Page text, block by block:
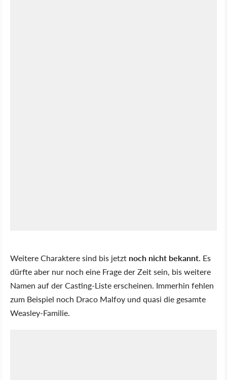
Weitere Charaktere sind bis jetzt noch nicht bekannt. Es
dürfte aber nur noch eine Frage der Zeit sein, bis weitere
Namen auf der Casting-Liste erscheinen. Immerhin fehlen
zum Beispiel noch Draco Malfoy und quasi die gesamte
Weasley-Familie.